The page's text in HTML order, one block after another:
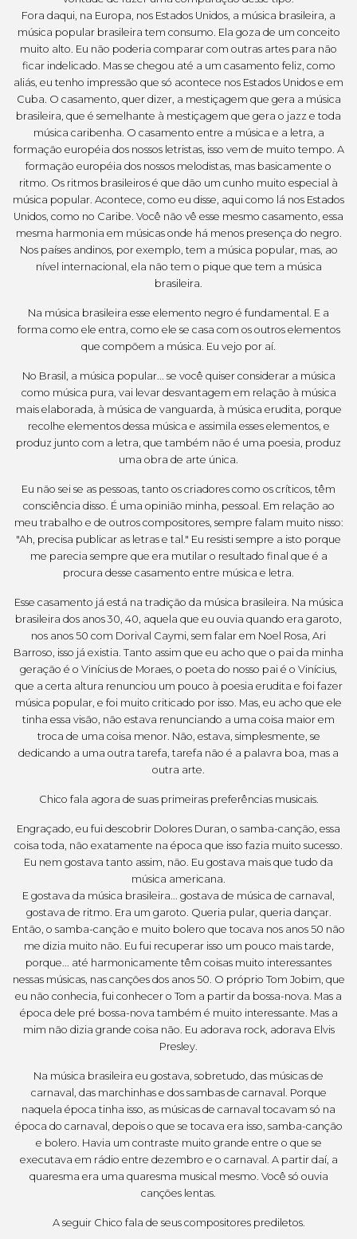
Fora daqui, na Europa, nos Estados Unidos, a música brasileira, a
música popular brasileira tem consumo. Ela goza de um conceito
muito alto. Eu não poderia comparar com outras artes para não
ficar indelicado. Mas se chegou até a um casamento feliz, como
aliás, eu tenho impressão que só acontece nos Estados Unidos e em
Cuba. O casamento, quer dizer, a mestiçagem que gera a música
brasileira, que é semelhante à mestiçagem que gera o jazz e toda
música caribenha. O casamento entre a música e a letra, a
formação européia dos nossos letristas, isso vem de muito tempo. A
formação européia dos nossos melodistas, mas basicamente o
ritmo. Os ritmos brasileiros é que dão um cunho muito especial à
música popular. Acontece, como eu disse, aqui como lá nos Estados
Unidos, como no Caribe. Você não vê esse mesmo casamento, essa
mesma harmonia em músicas onde há menos presença do negro.
Nos países andinos, por exemplo, tem a música popular, mas, ao
nível internacional, ela não tem o pique que tem a música
brasileira.
Na música brasileira esse elemento negro é fundamental. E a
forma como ele entra, como ele se casa com os outros elementos
que compõem a música. Eu vejo por aí.
No Brasil, a música popular... se você quiser considerar a música
como música pura, vai levar desvantagem em relação à música
mais elaborada, à música de vanguarda, à música erudita, porque
recolhe elementos dessa música e assimila esses elementos, e
produz junto com a letra, que também não é uma poesia, produz
uma obra de arte única.
Eu não sei se as pessoas, tanto os criadores como os críticos, têm
consciência disso. É uma opinião minha, pessoal. Em relação ao
meu trabalho e de outros compositores, sempre falam muito nisso:
"Ah, precisa publicar as letras e tal." Eu resisti sempre a isto porque
me parecia sempre que era mutilar o resultado final que é a
procura desse casamento entre música e letra.
Esse casamento já está na tradição da música brasileira. Na música
brasileira dos anos 30, 40, aquela que eu ouvia quando era garoto,
nos anos 50 com Dorival Caymi, sem falar em Noel Rosa, Ari
Barroso, isso já existia. Tanto assim que eu acho que o pai da minha
geração é o Vinícius de Moraes, o poeta do nosso pai é o Vinícius,
que a certa altura renunciou um pouco à poesia erudita e foi fazer
música popular, e foi muito criticado por isso. Mas, eu acho que ele
tinha essa visão, não estava renunciando a uma coisa maior em
troca de uma coisa menor. Não, estava, simplesmente, se
dedicando a uma outra tarefa, tarefa não é a palavra boa, mas a
outra arte.
Chico fala agora de suas primeiras preferências musicais.
Engraçado, eu fui descobrir Dolores Duran, o samba-canção, essa
coisa toda, não exatamente na época que isso fazia muito sucesso.
Eu nem gostava tanto assim, não. Eu gostava mais que tudo da
música americana.
E gostava da música brasileira... gostava de música de carnaval,
gostava de ritmo. Era um garoto. Queria pular, queria dançar.
Então, o samba-canção e muito bolero que tocava nos anos 50 não
me dizia muito não. Eu fui recuperar isso um pouco mais tarde,
porque... até harmonicamente têm coisas muito interessantes
nessas músicas, nas canções dos anos 50. O próprio Tom Jobim, que
eu não conhecia, fui conhecer o Tom a partir da bossa-nova. Mas a
época dele pré bossa-nova também é muito interessante. Mas a
mim não dizia grande coisa não. Eu adorava rock, adorava Elvis
Presley.
Na música brasileira eu gostava, sobretudo, das músicas de
carnaval, das marchinhas e dos sambas de carnaval. Porque
naquela época tinha isso, as músicas de carnaval tocavam só na
época do carnaval, depois o que se tocava era isso, samba-canção
e bolero. Havia um contraste muito grande entre o que se
executava em rádio entre dezembro e o carnaval. A partir daí, a
quaresma era uma quaresma musical mesmo. Você só ouvia
canções lentas.
A seguir Chico fala de seus compositores prediletos.